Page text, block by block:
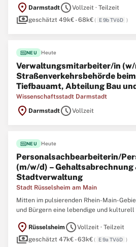
Zum 31. Dezember 2014 gab es in
location_on DarmstadtscheduleVollzeit · Teilzeit
paymentsgeschätzt 49k€ - 68k€( E 9b TVöD )
fiber_newNEU Heute
Verwaltungsmitarbeiter/in
Straßenverkehrsbehörde
Tiefbauamt, Abteilung Bau
Wissenschaftsstadt Darmstadt
location_on DarmstadtscheduleVollzeit
fiber_newNEU Heute
Personalsachbearbeiterin/
(m/w/d) – Gehaltsabrechnung
Stadtverwaltung
Stadt Rüsselsheim am Main
Mitten im pulsierenden Rhein-Main-
und Bürgern eine lebendige und
mitzugestalten und innovative Lösungen
morgen
location_on Rüsselsheim scheduleVollzeit · Teilzeit
paymentsgeschätzt 47k€ - 63k€( E 9a TVöD )